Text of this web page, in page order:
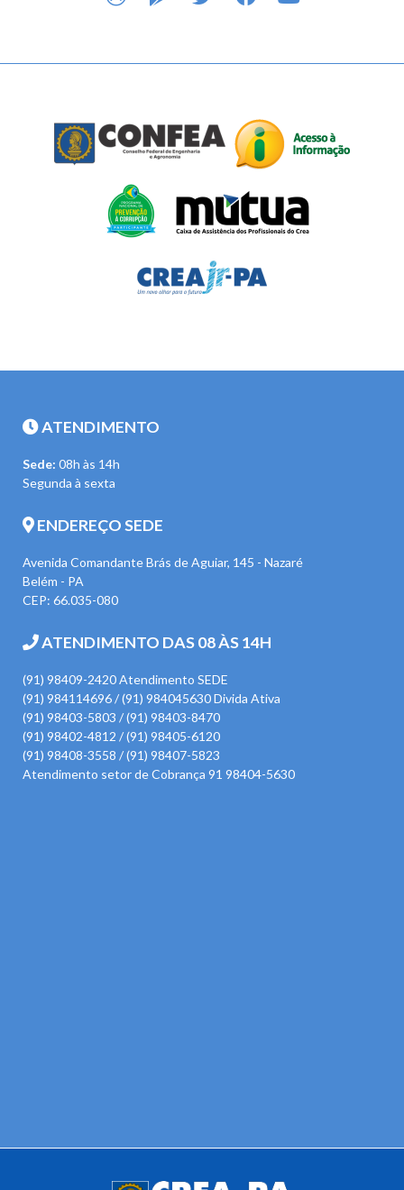
ATENDIMENTO
Sede: 08h às 14h
Segunda à sexta
ENDEREÇO SEDE
Avenida Comandante Brás de Aguiar, 145 - Nazaré
Belém - PA
CEP: 66.035-080
ATENDIMENTO DAS 08 ÀS 14H
(91) 98409-2420 Atendimento SEDE
(91) 984114696 / (91) 984045630 Divida Ativa
(91) 98403-5803 / (91) 98403-8470
(91) 98402-4812 / (91) 98405-6120
(91) 98408-3558 / (91) 98407-5823
Atendimento setor de Cobrança 91 98404-5630